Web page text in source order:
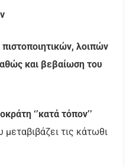
λοιπών
και βεβαίωση του
‘’κατά τόπον’’
μεταβιβάζει τις κάτωθι